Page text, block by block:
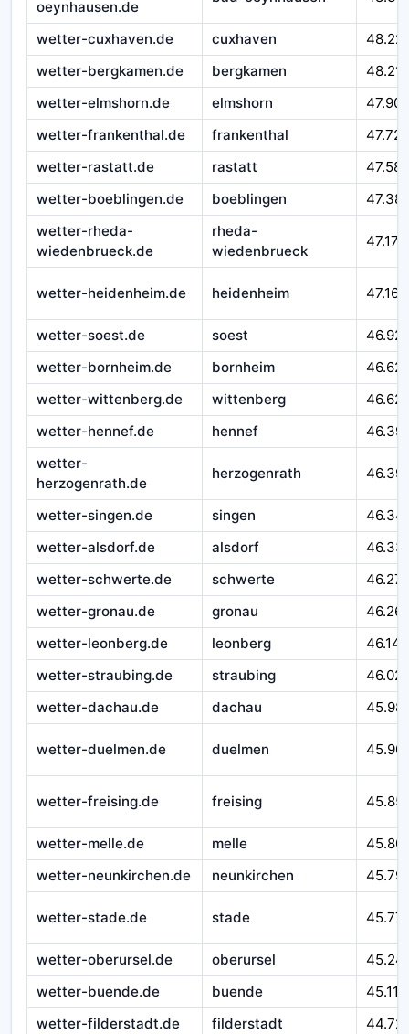
oeynhausen.de
wetter-cuxhaven.de cuxhaven
48.221
wetter-bergkamen.de
bergkamen
48.218
wetter-elmshorn.de
elmshorn
47.907
wetter-frankenthal.de
frankenthal
47.727
wetter-rastatt.de
rastatt
47.586
wetter-boeblingen.de
boeblingen
wetter-rheda-
wiedenbrueck.de
rheda-
wiedenbrueck
47.177
wetter-heidenheim.de heidenheim 47.164
wetter-soest.de soest
wetter-bornheim.de
bornheim
wetter-wittenberg.de
wittenberg
46.621
wetter-hennef.de
hennef
wetter-
herzogenrath.de
herzogenrath
wetter-singen.de singen
wetter-alsdorf.de
alsdorf
wetter-schwerte.de
schwerte
wetter-gronau.de
gronau
wetter-leonberg.de
leonberg
46.143
wetter-straubing.de
straubing
wetter-dachau.de
dachau
wetter-duelmen.de duelmen
wetter-freising.de freising
wetter-melle.de melle
wetter-neunkirchen.de
neunkirchen
wetter-stade.de stade
wetter-oberursel.de oberursel
wetter-buende.de
buende
45.116
wetter-filderstadt.de
filderstadt 44.721